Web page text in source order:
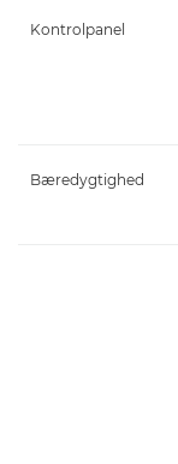
Kontrolpanel
Bæredygtighed